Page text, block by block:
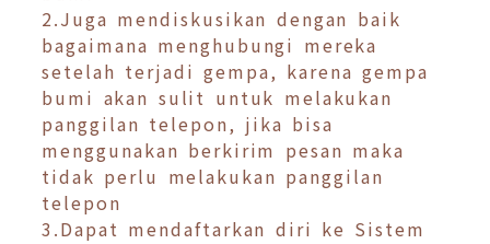
2.Juga mendiskusikan dengan baik
bagaimana menghubungi mereka
setelah terjadi gempa, karena gempa
bumi akan sulit untuk melakukan
panggilan telepon, jika bisa
menggunakan berkirim pesan maka
tidak perlu melakukan panggilan
telepon
3.Dapat mendaftarkan diri ke Sistem